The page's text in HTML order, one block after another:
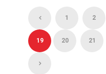
1 2
19 20 21